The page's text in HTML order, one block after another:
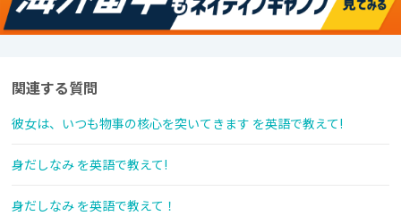
関連する質問
彼女は、いつも物事の核心を突いてきます を英語で教えて!
身だしなみ を英語で教えて!
身だしなみ を英語で教えて！